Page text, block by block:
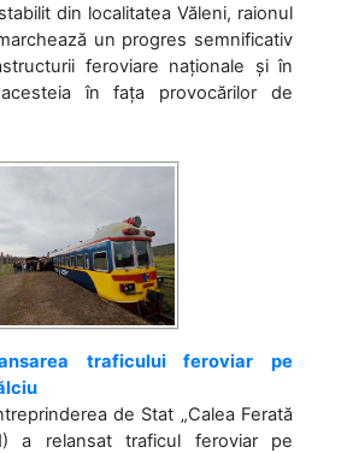
din localitatea Văleni, raionul
un progres semnificativ
feroviare naționale și în
în fața provocărilor de
traficului feroviar pe
de Stat „Calea Ferată
a relansat traficul feroviar pe